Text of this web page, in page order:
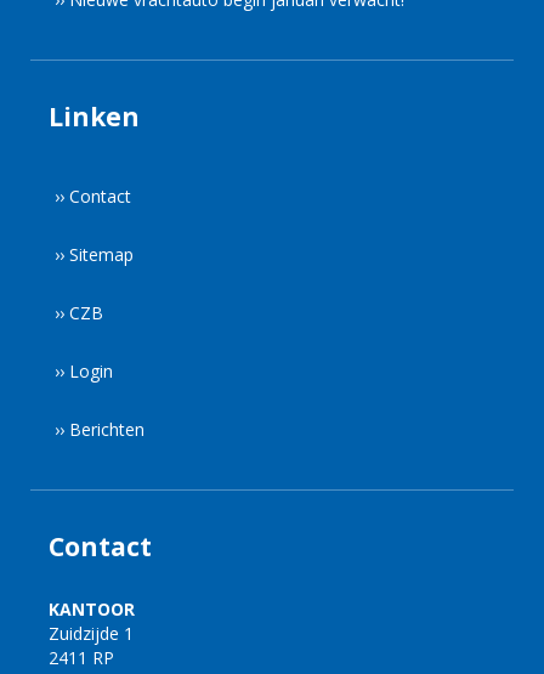
Linken
›› Contact
›› Sitemap
›› CZB
›› Login
›› Berichten
Contact
KANTOOR
Zuidzijde 1
2411 RP